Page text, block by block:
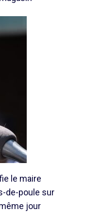
le maire
de-poule sur
jour